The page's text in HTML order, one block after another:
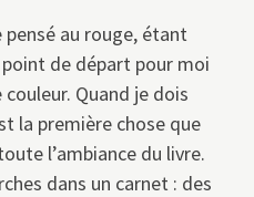
au rouge, étant
de départ pour moi
Quand je dois
la première chose que
l’ambiance du livre.
dans un carnet : des